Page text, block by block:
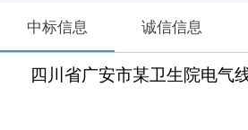
中标信息 诚信信息
四川省广安市某卫生院电气